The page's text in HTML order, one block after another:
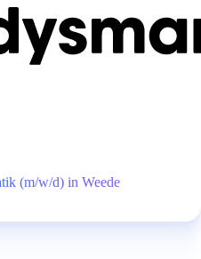
(m/w/d) in Weede